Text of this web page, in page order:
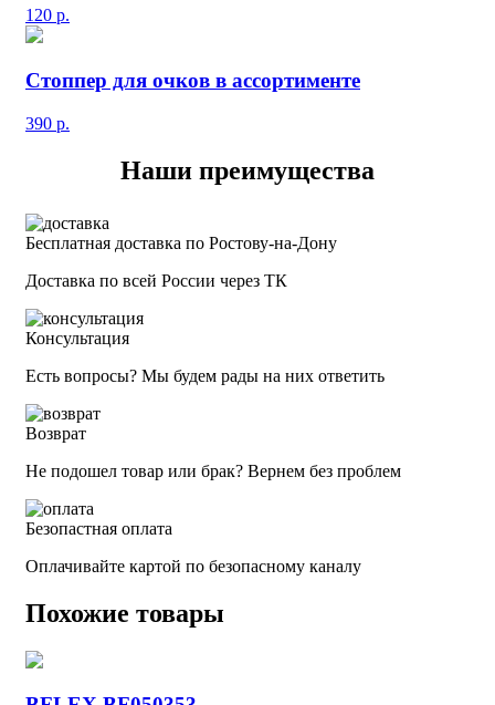
120 р.
Стоппер для очков в ассортименте
390 р.
Наши преимущества
Бесплатная доставка по Ростову-на-Дону
Доставка по всей России через ТК
Консультация
Есть вопросы? Мы будем рады на них ответить
Возврат
Не подошел товар или брак? Вернем без проблем
Безопастная оплата
Оплачивайте картой по безопасному каналу
Похожие товары